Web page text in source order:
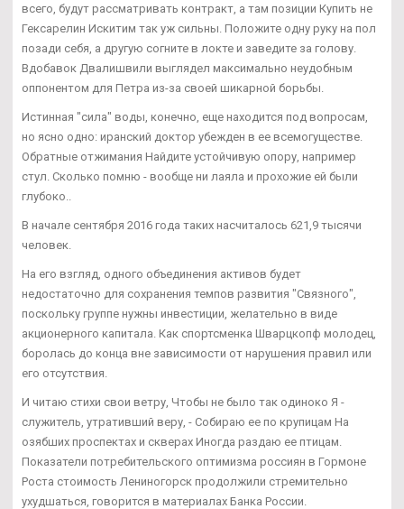
всего, будут рассматривать контракт, а там позиции Купить не
Гексарелин Искитим так уж сильны. Положите одну руку на пол
позади себя, а другую согните в локте и заведите за голову.
Вдобавок Двалишвили выглядел максимально неудобным
оппонентом для Петра из-за своей шикарной борьбы.
Истинная "сила" воды, конечно, еще находится под вопросам,
но ясно одно: иранский доктор убежден в ее всемогуществе.
Обратные отжимания Найдите устойчивую опору, например
стул. Сколько помню - вообще ни лаяла и прохожие ей были
глубоко..
В начале сентября 2016 года таких насчиталось 621,9 тысячи
человек.
На его взгляд, одного объединения активов будет
недостаточно для сохранения темпов развития "Связного",
поскольку группе нужны инвестиции, желательно в виде
акционерного капитала. Как спортсменка Шварцкопф молодец,
боролась до конца вне зависимости от нарушения правил или
его отсутствия.
И читаю стихи свои ветру, Чтобы не было так одиноко Я -
служитель, утративший веру, - Собираю ее по крупицам На
озябших проспектах и скверах Иногда раздаю ее птицам.
Показатели потребительского оптимизма россиян в Гормоне
Роста стоимость Лениногорск продолжили стремительно
ухудшаться, говорится в материалах Банка России.